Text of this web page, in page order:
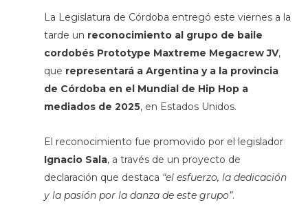
La Legislatura de Córdoba entregó este viernes a la
tarde un reconocimiento al grupo de baile
cordobés Prototype Maxtreme Megacrew JV,
que representará a Argentina y a la provincia
de Córdoba en el Mundial de Hip Hop a
mediados de 2025, en Estados Unidos.
El reconocimiento fue promovido por el legislador
Ignacio Sala, a través de un proyecto de
declaración que destaca “el esfuerzo, la dedicación
y la pasión por la danza de este grupo”.